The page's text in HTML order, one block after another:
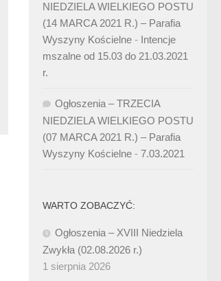
NIEDZIELA WIELKIEGO POSTU
(14 MARCA 2021 R.) – Parafia
Wyszyny Kościelne - Intencje
mszalne od 15.03 do 21.03.2021
r.
Ogłoszenia – TRZECIA
NIEDZIELA WIELKIEGO POSTU
(07 MARCA 2021 R.) – Parafia
Wyszyny Kościelne - 7.03.2021
WARTO ZOBACZYĆ:
Ogłoszenia – XVIII Niedziela
Zwykła (02.08.2026 r.)
1 sierpnia 2026